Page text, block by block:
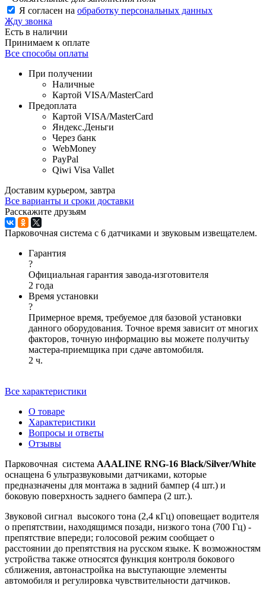
Я согласен на обработку персональных данных
Жду звонка
Есть в наличии
Принимаем к оплате
Все способы оплаты
При получении
Наличные
Картой VISA/MasterCard
Предоплата
Картой VISA/MasterCard
Яндекс.Деньги
Через банк
WebMoney
PayPal
Qiwi Visa Vallet
Доставим курьером, завтра
Все варианты и сроки доставки
Расскажите друзьям
Парковочная система с 6 датчиками и звуковым извещателем.
Гарантия
?
Официальная гарантия завода-изготовителя
2 года
Время установки
?
Примерное время, требуемое для базовой установки
данного оборудования. Точное время зависит от многих
факторов, точную информацию вы можете получитьу
мастера-приемщика при сдаче автомобиля.
2 ч.
Все характеристики
О товаре
Характеристики
Вопросы и ответы
Отзывы
Парковочная система AAALINE RNG-16 Black/Silver/White
оснащена 6 ультразвуковыми датчиками, которые
предназначены для монтажа в задний бампер (4 шт.) и
боковую поверхность заднего бампера (2 шт.).
Звуковой сигнал высокого тона (2,4 кГц) оповещает водителя
о препятствии, находящимся позади, низкого тона (700 Гц) -
препятствие впереди; голосовой режим сообщает о
расстоянии до препятствия на русском языке. К возможностям
устройства также относятся функция контроля бокового
сближения, автонастройка на выступающие элементы
автомобиля и регулировка чувствительности датчиков.